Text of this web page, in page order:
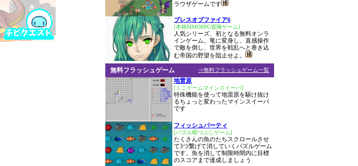
ラウザゲームです
ブレスオブファイア6
[本格MMORPG冒険ゲーム]
人気シリーズ、初となる無料オンラ
インゲーム。竜に変身し、直感操作
で敵を倒し、世界を戦乱へと巻き込
む帝国の野望を阻止せよ。
⇒無料フラッシュゲーム一覧
無料フラッシュゲーム
地雷原
[ミニゲームマインスイーパ]
特殊機能を使って地雷原を駆け抜け
るちょっと変わったマインスイーパ
です
フィッシュパーティ
[パズル暇つぶしゲーム]
たくさんの魚のたちスクロールさせ
て3つ繋げて消していくパズルゲーム
です。魚を消して制限時間内に目標
のスコアまで達成しましょう